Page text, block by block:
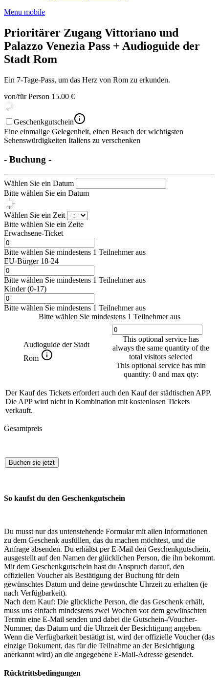
Menu mobile
Prioritärer Zugang Vittoriano und
Palazzo Venezia Pass + Audioguide der
Stadt Rom
Ein 7-Tage-Pass, um das Herz von Rom zu erkunden.
von/für Person 15.00 €
Geschenkgutschein
Eine einmalige Gelegenheit, einen Besuch der wichtigsten
Sehenswürdigkeiten Italiens zu verschenken
- Buchung -
Wählen Sie ein Datum
Bitte wählen Sie ein Datum
Wählen Sie ein Zeit
Bitte wählen Sie ein Zeite
Erwach­sene-Ticket
Bitte wählen Sie mindestens 1 Teilnehmer aus
EU-Bürger 18-24
Bitte wählen Sie mindestens 1 Teilnehmer aus
Kinder (0-17)
Bitte wählen Sie mindestens 1 Teilnehmer aus
Bitte wählen Sie mindestens 1 Teilnehmer aus
Audioguide der Stadt
Rom
This optional service has
always the same quantity of the
total visitors selected
This optional service has min
quantity: 0 and max qty:
Der Kauf des Tickets erfordert auch den Kauf der städtischen APP.
Die APP wird nicht in Kombination mit kostenlosen Tickets
verkauft.
Gesamtpreis
Buchen sie jetzt
So kaufst du den Geschenkgutschein
Du musst nur das untenstehende Formular mit allen Informationen
zu dem Geschenk ausfüllen, das du machen möchtest, und die
Anfrage absenden. Du erhältst per E-Mail den Geschenkgutschein,
ausgestellt auf den Namen der glücklichen Person, die ihn bekommt.
Mit dem Geschenkgutschein hast du Anspruch darauf, den
offiziellen Voucher als Bestätigung der Buchung für dein
gewünschtes Datum und deine gewünschte Uhrzeit zu erhalten (je
nach Verfügbarkeit).
Nach dem Kauf: Die glückliche Person, die das Geschenk erhält,
muss uns einfach mindestens zwei Wochen vor dem gewünschten
Termin eine E-Mail senden und dabei die Gutschein-/Voucher-
Nummer, das Datum und die Uhrzeit der Besichtigung angeben.
Wenn die Verfügbarkeit bestätigt ist, wird der offizielle Voucher (das
einzige Dokument, das für die Teilnahme an der Besichtigung
anerkannt wird) an die angegebene E-Mail-Adresse gesendet.
Rücktrittsbedingungen